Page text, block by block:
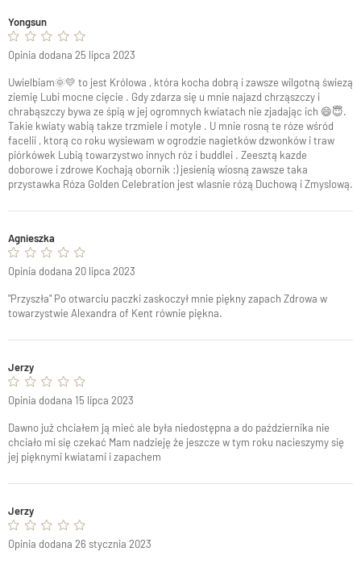
Yongsun
Uwielbiam🌞💛 to jest Królowa , która kocha dobrą i zawsze wilgotną świezą
ziemię Lubi mocne cięcie . Gdy zdarza się u mnie najazd chrząszczy i
chrabąszczy bywa ze śpią w jej ogromnych kwiatach nie zjadając ich 😄😇.
Takie kwiaty wabią takze trzmiele i motyle . U mnie rosną te róze wśród
facelii , ktorą co roku wysiewam w ogrodzie nagietków dzwonków i traw
piórkówek Lubią towarzystwo innych róz i buddlei . Zeesztą kazde
doborowe i zdrowe Kochają obornik :) jesienią wiosną zawsze taka
przystawka Róza Golden Celebration jest wlasnie rózą Duchową i Zmyslową.
Agnieszka
Opinia dodana 25 lipca 2023
"Przyszła" Po otwarciu paczki zaskoczył mnie piękny zapach Zdrowa w
towarzystwie Alexandra of Kent równie piękna.
Jerzy
Opinia dodana 20 lipca 2023
Dawno już chciałem ją mieć ale była niedostępna a do października nie
chciało mi się czekać Mam nadzieję że jeszcze w tym roku nacieszymy się
jej pięknymi kwiatami i zapachem
Jerzy
Opinia dodana 15 lipca 2023
Opinia dodana 26 stycznia 2023